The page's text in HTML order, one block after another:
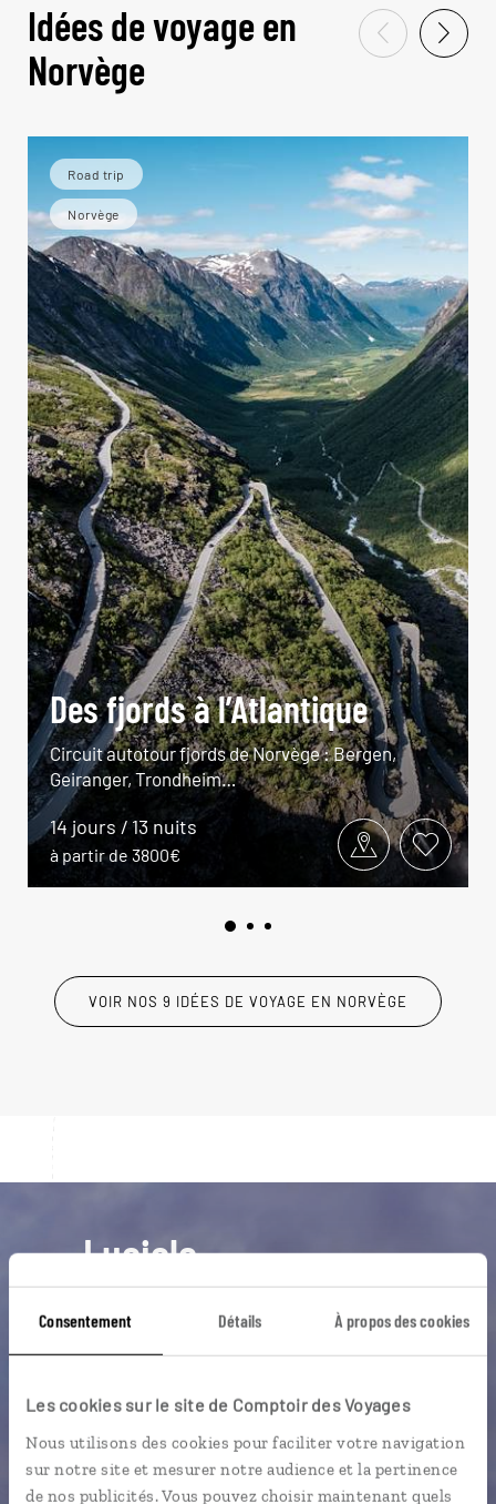
Consentement Détails À propos des cookies
Les cookies sur le site de Comptoir des Voyages
Nous utilisons des cookies pour faciliter votre navigation
sur notre site et mesurer notre audience et la pertinence
de nos publicités. Vous pouvez choisir maintenant quels
Idées de voyage en
Norvège
Road trip
Norvège
Des fjords à l’Atlantique
Circuit autotour fjords de Norvège : Bergen,
Geiranger, Trondheim…
14 jours / 13 nuits
à partir de 3800€
VOIR NOS 9 IDÉES DE VOYAGE EN NORVÈGE
Luciole,
l'appli qui vous guide en Norvège
Notre sélection d’adresses de
design scandinave
Les plus beaux fjords géolocalisés